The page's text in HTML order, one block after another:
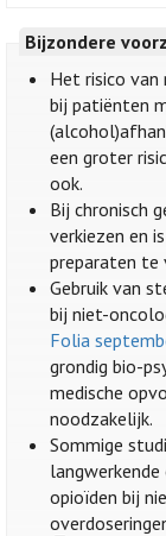
Bijzondere
Het risico van
bij patiënten
een groter
ook.
Bij chronisch
verkiezen en
preparaten te
Gebruik van
bij niet-
Folia
grondig bio-
medische
noodzakelijk.
Sommige
opioïden bij